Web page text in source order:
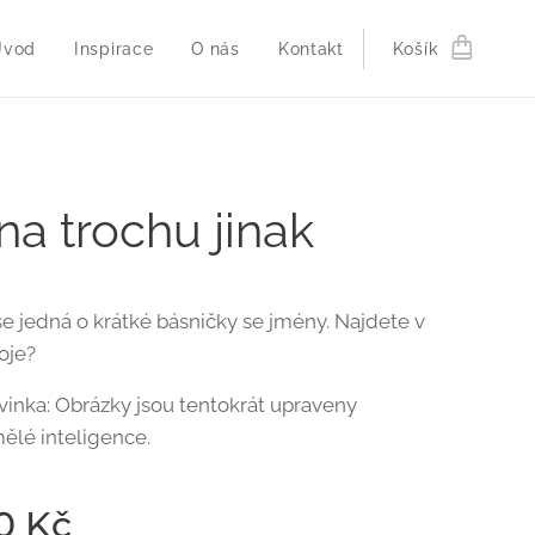
Inspirace O nás Kontakt Košík
trochu jinak
jedná o krátké básničky se jmény. Najdete v
Obrázky jsou tentokrát upraveny
inteligence.
Kč